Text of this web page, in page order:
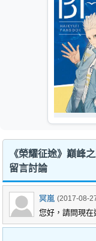
《榮耀征途》巔峰
留言討論
冥嵐 (2017-08-
您好，請問現在